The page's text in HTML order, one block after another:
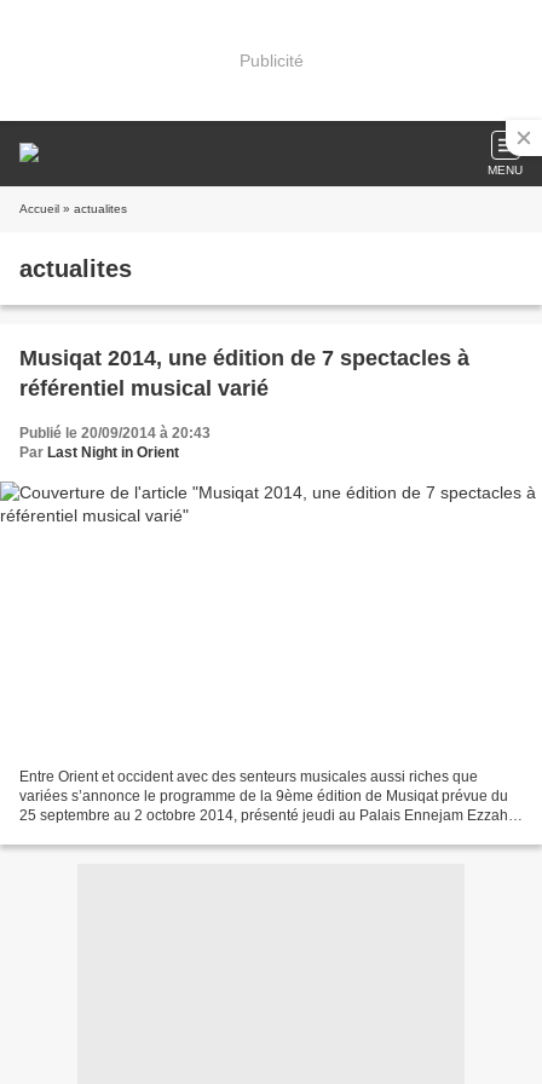
Publicité
MENU
Accueil » actualites
actualites
Musiqat 2014, une édition de 7 spectacles à
référentiel musical varié
Publié le 20/09/2014 à 20:43
Par Last Night in Orient
Entre Orient et occident avec des senteurs musicales aussi riches que
variées s’annonce le programme de la 9ème édition de Musiqat prévue du
25 septembre au 2 octobre 2014, présenté jeudi au Palais Ennejam Ezzahra